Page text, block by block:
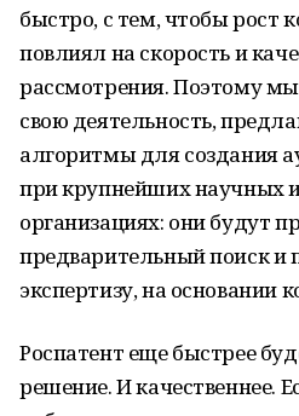
быстро, с тем, чтобы рост
повлиял на скорость и
рассмотрения. Поэтому
свою деятельность,
алгоритмы для создания
при крупнейших научных
организациях: они будут
предварительный поиск и
экспертизу, на основании
Роспатент еще быстрее
решение. И качественнее.